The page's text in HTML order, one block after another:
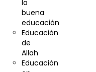
la
buena
educación
Educación
de
Allah
Educación